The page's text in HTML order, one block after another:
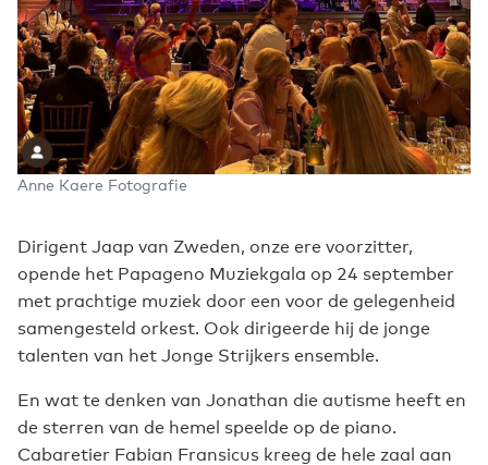
Anne Kaere Fotografie
Dirigent Jaap van Zweden, onze ere voorzitter,
opende het Papageno Muziekgala op 24 september
met prachtige muziek door een voor de gelegenheid
samengesteld orkest. Ook dirigeerde hij de jonge
talenten van het Jonge Strijkers ensemble.
En wat te denken van Jonathan die autisme heeft en
de sterren van de hemel speelde op de piano.
Cabaretier Fabian Fransicus kreeg de hele zaal aan